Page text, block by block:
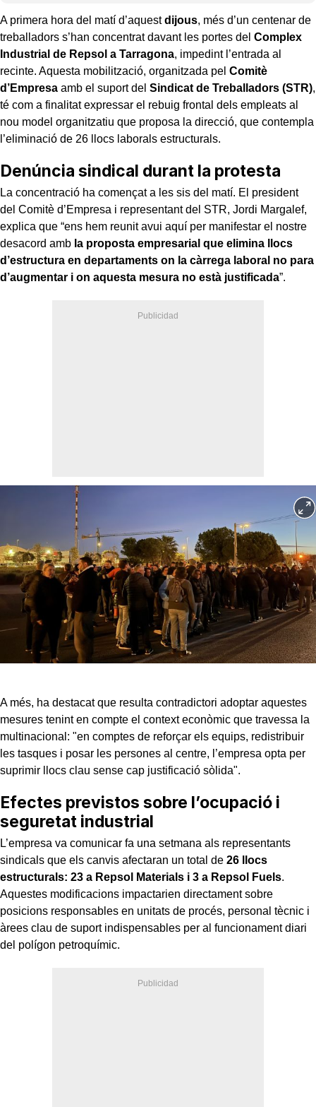
A primera hora del matí d’aquestdijous, més d’un centenar de
treballadors s’han concentrat davant les portes del Complex
Industrial de Repsol a Tarragona, impedint l’entrada al
recinte. Aquesta mobilització, organitzada pel Comitè
d’Empresa amb el suport del Sindicat de Treballadors (STR),
té com a finalitat expressar el rebuig frontal dels empleats al
nou model organitzatiu que proposa la direcció, que contempla
l’eliminació de 26 llocs laborals estructurals.
Denúncia sindical durant la protesta
La concentració ha començat a les sis del matí. El president
del Comitè d’Empresa i representant del STR, Jordi Margalef,
explica que “ens hem reunit avui aquí per manifestar el nostre
desacord amb la proposta empresarial que elimina llocs
d’estructura en departaments on la càrrega laboral no para
d’augmentar i on aquesta mesura no està justificada”.
A més, ha destacat que resulta contradictori adoptar aquestes
mesures tenint en compte el context econòmic que travessa la
multinacional: "en comptes de reforçar els equips, redistribuir
les tasques i posar les persones al centre, l’empresa opta per
suprimir llocs clau sense cap justificació sòlida".
Efectes previstos sobre l’ocupació i
seguretat industrial
L’empresa va comunicar fa una setmana als representants
sindicals que els canvis afectaran un total de 26 llocs
estructurals: 23 a Repsol Materials i 3 a Repsol Fuels.
Aquestes modificacions impactarien directament sobre
posicions responsables en unitats de procés, personal tècnic i
àrees clau de suport indispensables per al funcionament diari
del polígon petroquímic.